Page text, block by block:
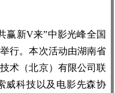
赢新V来”中影光峰全国
行。本次活动由湖南省
术（北京）有限公司联
威科技以及电影先森协